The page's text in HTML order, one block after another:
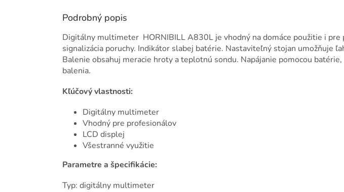
Podrobný popis
Digitálny multimeter HORNIBILL A830L je vhodný na domáce použitie i pre
signalizácia poruchy. Indikátor slabej batérie. Nastaviteľný stojan umožňuje
Balenie obsahuj meracie hroty a teplotnú sondu. Napájanie pomocou
balenia.
Kľúčový vlastnosti:
Digitálny multimeter
Vhodný pre profesionálov
LCD displej
Všestranné využitie
Parametre a špecifikácie:
Typ: digitálny multimeter